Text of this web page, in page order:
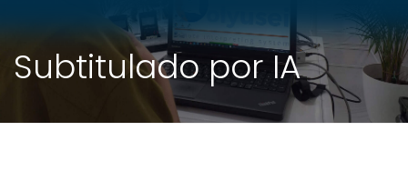
Subtitulado por IA